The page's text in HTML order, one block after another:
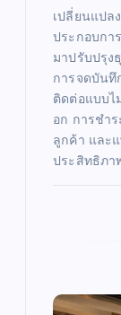
เปลี่ยนแปล
ประกอบกา
มาปรับปรุง
การจดบันทึ
ติดต่อแบบไ
อก การชำ
ลูกค้า และ
ประสิทธิภา